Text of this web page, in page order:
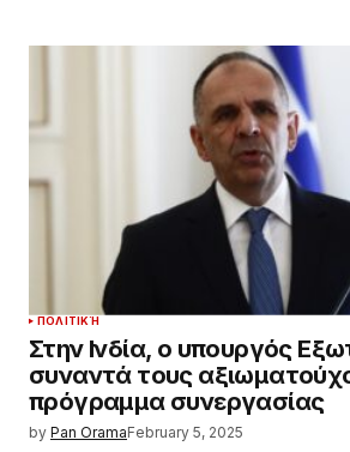
ΠΟΛΙΤΙΚΉ
Στην Ινδία, ο υπουργός
συναντά τους
πρόγραμμα συνεργασίας
by Pan OramaFebruary 5, 2025